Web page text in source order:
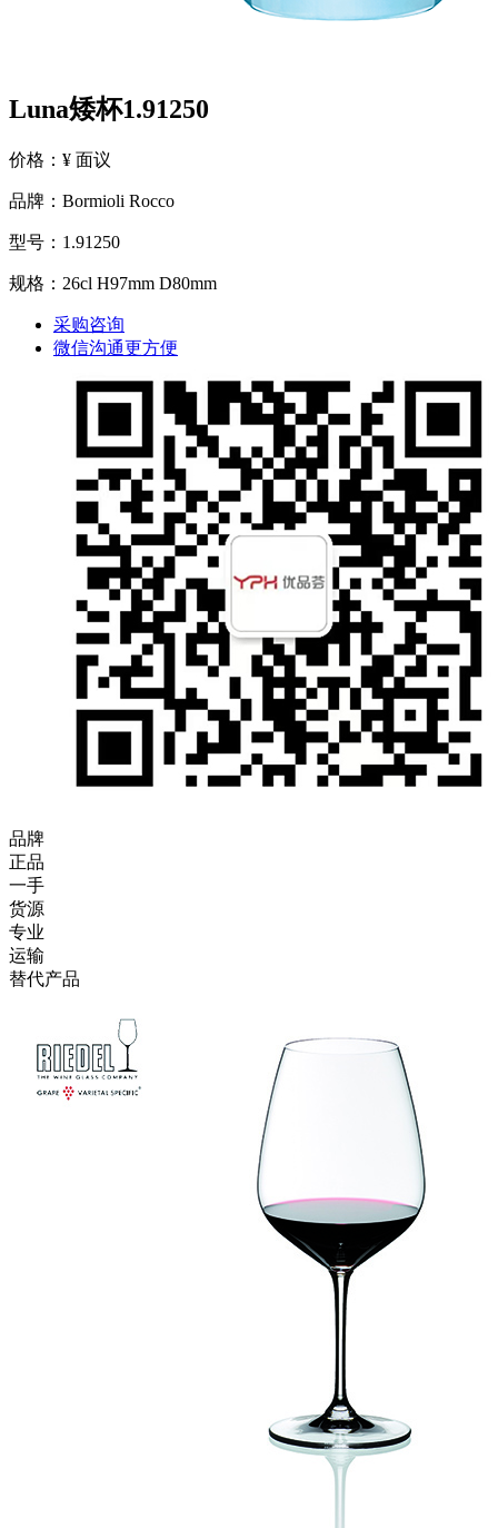
Luna矮杯1.91250
价格：¥ 面议
品牌：Bormioli Rocco
型号：1.91250
规格：26cl H97mm D80mm
采购咨询
微信沟通更方便
品牌
正品
一手
货源
专业
运输
替代产品